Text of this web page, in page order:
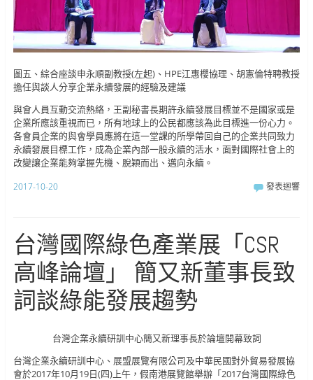
圖五、綜合座談申永順副教授(左起)、HPE江惠櫻協理、胡憲倫特聘教授
擔任與談人分享企業永續發展的經驗及建議
與會人員互動交流熱絡，王副秘書長期許永續發展目標並不是國家或是
企業所應該重視而已，所有地球上的公民都應該為此目標進一份心力。
各會員企業的與會學員應將在這一堂課的所學帶回自己的企業共同致力
永續發展目標工作，成為企業內部一股永續的活水，面對國際社會上的
改變讓企業能夠掌握先機、脫穎而出、邁向永續。
2017-10-20 發表迴響
台灣國際綠色產業展「CSR
高峰論壇」 簡又新董事長致
詞談綠能發展趨勢
台灣企業永續研訓中心簡又新理事長於論壇開幕致詞
台灣企業永續研訓中心、展盟展覽有限公司及中華民國對外貿易發展協
會於2017年10月19日(四)上午，假南港展覽館舉辦「2017台灣國際綠色